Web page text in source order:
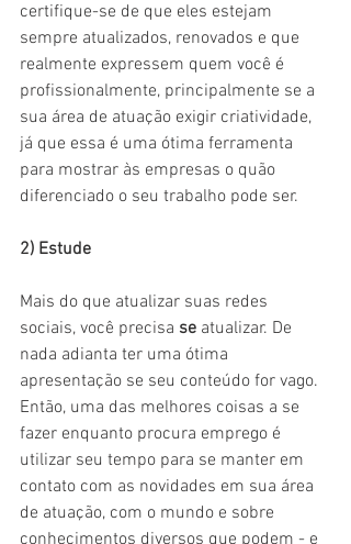
certifique-se de que eles estejam
sempre atualizados, renovados e que
realmente expressem quem você é
profissionalmente, principalmente se a
sua área de atuação exigir criatividade,
já que essa é uma ótima ferramenta
para mostrar às empresas o quão
diferenciado o seu trabalho pode ser.
2) Estude
Mais do que atualizar suas redes
sociais, você precisa se atualizar. De
nada adianta ter uma ótima
apresentação se seu conteúdo for vago.
Então, uma das melhores coisas a se
fazer enquanto procura emprego é
utilizar seu tempo para se manter em
contato com as novidades em sua área
de atuação, com o mundo e sobre